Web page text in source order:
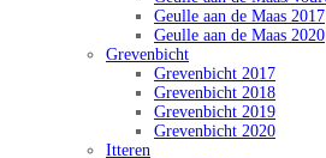
Geulle aan de Maas 2017
Geulle aan de Maas 2020
Grevenbicht
Grevenbicht 2017
Grevenbicht 2018
Grevenbicht 2019
Grevenbicht 2020
Itteren